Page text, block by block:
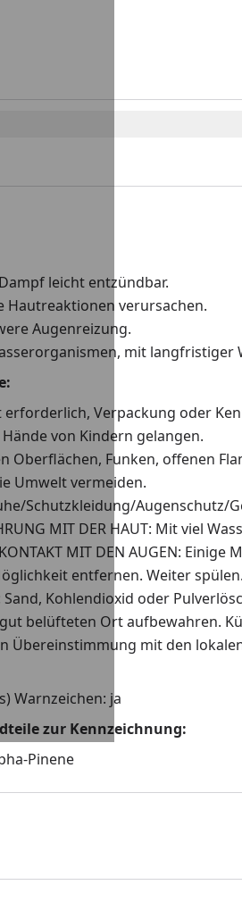
leicht entzündbar.
Hautreaktionen verursachen.
Augenreizung.
mit langfristiger
erforderlich, Verpackung oder
von Kindern gelangen.
Oberflächen, Funken, offenen
Umwelt vermeiden.
Schutzkleidung/
MIT DER HAUT: Mit viel
MIT DEN AUGEN:
entfernen. Weiter spülen.
Sand, Kohlendioxid oder
gut belüfteten Ort aufbewahren.
Übereinstimmung mit den
Warnzeichen: ja
zur Kennzeichnung:
Pinene